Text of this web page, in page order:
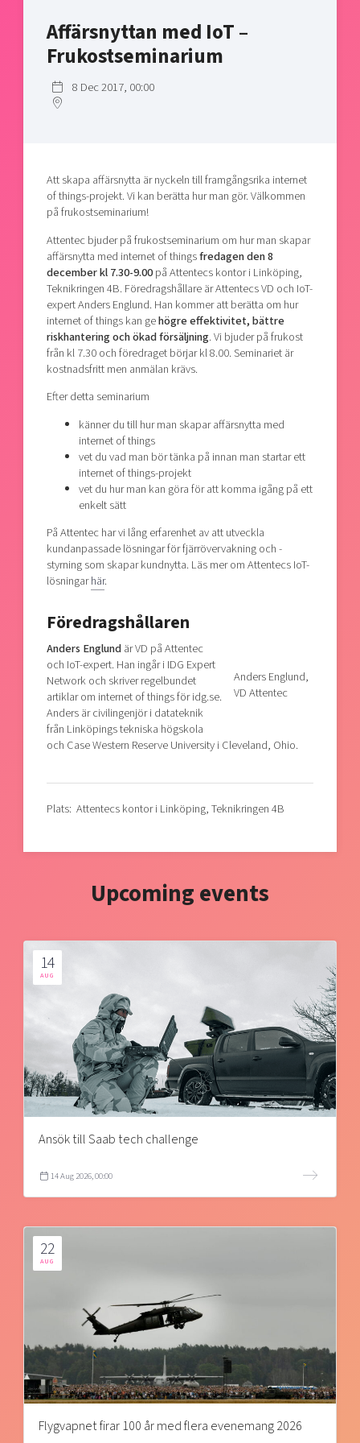
Bright East
East Sweden Tech Women
Current offers and activities
Upscaling
Talent & skills
Startup & industry collaboration
Offers to boost your business
Projects
Publications
Project toolbox
Reach out to us
Locations
Today's lunch in Mjärdevi
Affärsnyttan med IoT –
Frukostseminarium
8 Dec 2017, 00:00
Att skapa affärsnytta är nyckeln till framgångsrika internet
of things-projekt. Vi kan berätta hur man gör. Välkommen
på frukostseminarium!
Attentec bjuder på frukostseminarium om hur man skapar
affärsnytta med internet of thingsfredagen den 8
december kl 7.30-9.00på Attentecs kontor i Linköping,
Teknikringen 4B. Föredragshållare är Attentecs VD och IoT-
expert Anders Englund. Han kommer att berätta om hur
internet of things kan gehögre effektivitet, bättre
riskhantering och ökad försäljning. Vi bjuder på frukost
från kl 7.30 och föredraget börjar kl 8.00. Seminariet är
kostnadsfritt men anmälan krävs.
Efter detta seminarium
känner du till hur man skapar affärsnytta med
internet of things
vet du vad man bör tänka på innan man startar ett
internet of things-projekt
vet du hur man kan göra för att komma igång på ett
enkelt sätt
På Attentec har vi lång erfarenhet av att utveckla
kundanpassade lösningar för fjärrövervakning och -
styrning som skapar kundnytta. Läs mer om Attentecs IoT-
lösningarhär.
Föredragshållaren
Anders Englund,
VD Attentec
Anders Englundär VD på Attentec
och IoT-expert. Han ingår i IDG Expert
Network och skriver regelbundet
artiklar om internet of things för idg.se.
Anders är civilingenjör i datateknik
från Linköpings tekniska högskola
och Case Western Reserve University i Cleveland, Ohio.
Plats: Attentecs kontor i Linköping, Teknikringen 4B
Upcoming events
14
AUG
Ansök till Saab tech challenge
14 Aug 2026, 00:00
22
AUG
Flygvapnet firar 100 år med flera evenemang 2026